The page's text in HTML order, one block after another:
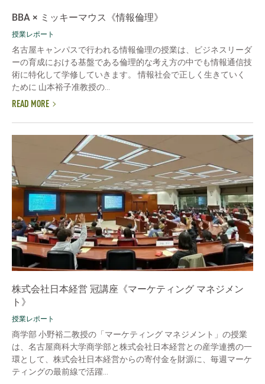
BBA × ミッキーマウス《情報倫理》
授業レポート
名古屋キャンパスで行われる情報倫理の授業は、ビジネスリーダ
ーの育成における基盤である倫理的な考え方の中でも情報通信技
術に特化して学修していきます。 情報社会で正しく生きていく
ために 山本裕子准教授の...
READ MORE
株式会社日本経営 冠講座《マーケティング マネジメン
ト》
授業レポート
商学部 小野裕二教授の「マーケティング マネジメント」の授業
は、名古屋商科大学商学部と株式会社日本経営との産学連携の一
環として、株式会社日本経営からの寄付金を財源に、毎週マーケ
ティングの最前線で活躍...